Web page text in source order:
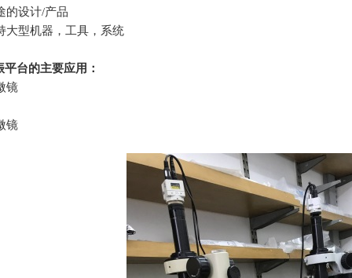
的设计/产品
大型机器，工具，系统
平台的主要应用：
镜
镜